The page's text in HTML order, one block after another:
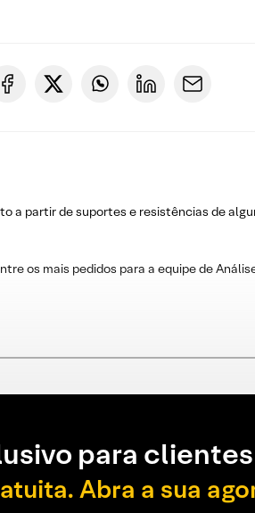
partir de suportes e resistências de
os mais pedidos para a equipe de
para
Abra a sua